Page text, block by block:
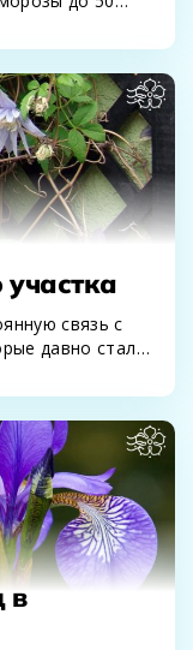
связь с
давно стали
в